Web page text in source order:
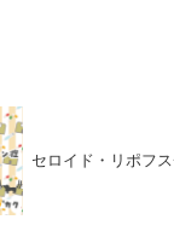
セロイド・リポフス